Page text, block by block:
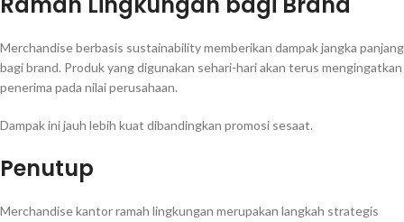
Merchandise berbasis sustainability memberikan dampak jangka panjang
bagi brand. Produk yang digunakan sehari-hari akan terus mengingatkan
penerima pada nilai perusahaan.
Dampak ini jauh lebih kuat dibandingkan promosi sesaat.
Penutup
Merchandise kantor ramah lingkungan merupakan langkah strategis